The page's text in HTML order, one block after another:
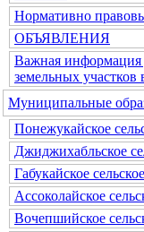
Нормативно
ОБЪЯВЛЕНИЯ
Важная информация
земельных
Муниципальные
Понежукайское
Джиджихабльское
Габукайское
Ассоколайское
Вочепшийское